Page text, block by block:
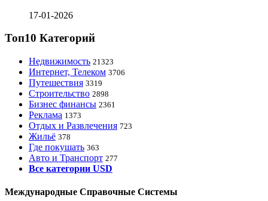
17-01-2026
Топ10 Категорий
Недвижимость 21323
Интернет, Телеком 3706
Путешествия 3319
Строительство 2898
Бизнес финансы 2361
Реклама 1373
Отдых и Развлечения 723
Жильё 378
Где покушать 363
Авто и Транспорт 277
Все категории USD
Международные Справочные Системы